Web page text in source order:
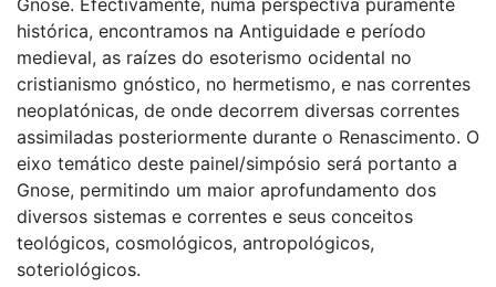
histórica, encontramos na Antiguidade e período
medieval, as raízes do esoterismo ocidental no
cristianismo gnóstico, no hermetismo, e nas correntes
neoplatónicas, de onde decorrem diversas correntes
assimiladas posteriormente durante o Renascimento. O
eixo temático deste painel/simpósio será portanto a
Gnose, permitindo um maior aprofundamento dos
diversos sistemas e correntes e seus conceitos
teológicos, cosmológicos, antropológicos,
soteriológicos.